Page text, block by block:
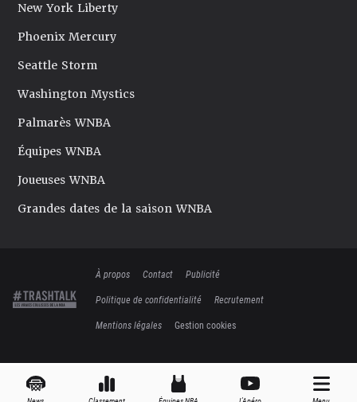
New York Liberty
Phoenix Mercury
Seattle Storm
Washington Mystics
Palmarès WNBA
Équipes WNBA
Joueuses WNBA
Grandes dates de la saison WNBA
À propos Contact
Publicité
Politique de confidentialité
Recrutement
Mentions légales
Gestion cookies